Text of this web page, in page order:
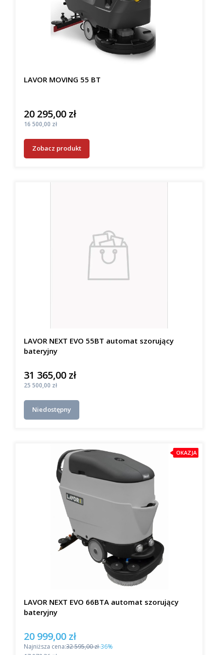
LAVOR MOVING 55 BT
Cena
20 295,00 zł
Cena
16 500,00 zł
Zobacz produkt
LAVOR NEXT EVO 55BT automat szorujący
bateryjny
Cena
31 365,00 zł
Cena
25 500,00 zł
Niedostępny
OKAZJA
LAVOR NEXT EVO 66BTA automat szorujący
bateryjny
Cena promocyjna
20 999,00 zł
Najniższa cena:32 595,00 zł-36%